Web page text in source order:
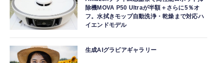
除機MOVA P50 Ultraが半額＋さらに5％オ
フ。水拭きモップ自動洗浄・乾燥まで対応ハ
イエンドモデル
生成AIグラビアギャラリー